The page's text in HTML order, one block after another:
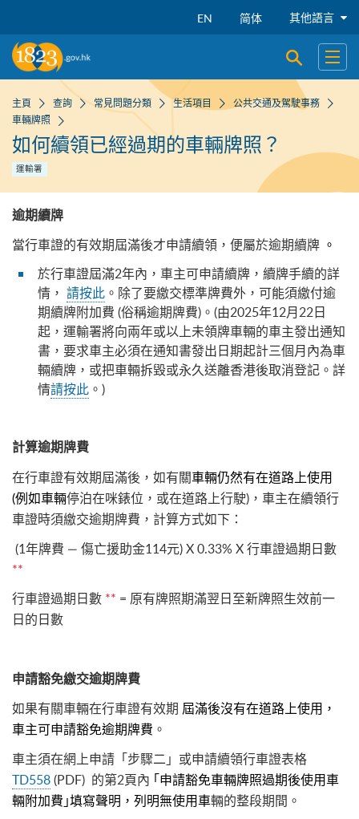
EN 简体 其他語言
開啟搜尋
開啟
主頁 查詢 常見問題分類 生活項目
公共交通及駕駛事務
車輛牌照
如何續領已經過期的車輛牌照？
運輸署
逾期續牌
當行車證的有效期屆滿後才申請續領，便屬於逾期續牌 。
於行車證屆滿2年內，車主可申請續牌，續牌手續的詳
情， 請按此 。除了要繳交標準牌費外，可能須繳付逾
期續牌附加費 (俗稱逾期牌費)。(由2025年12月22日
起，運輸署將向兩年或以上未領牌車輛的車主發出通知
書，要求車主必須在通知書發出日期起計三個月內為車
輛續牌，或把車輛拆毀或永久送離香港後取消登記。詳
情請按此 。)
計算逾期牌費
在行車證有效期屆滿後，如有關車輛仍然有在道路上使用
(例如車輛停泊在咪錶位，或在道路上行駛)，車主在續領行
車證時須繳交逾期牌費，計算方式如下：
(1年牌費 — 傷亡援助金114元) X 0.33% X 行車證過期日數
**
行車證過期日數 ** = 原有牌照期滿翌日至新牌照生效前一
日的日數
申請豁免繳交逾期牌費
如果有關車輛在行車證有效期 屆滿後沒有在道路上使用，
車主可申請豁免逾期牌費 。
車主須在網上申請「步驟二」或申請續領行車證表格
TD558(PDF) 的第2頁內 ｢申請豁免車輛牌照過期後使用車
輛附加費｣填寫聲明，列明無使用車輛的整段期間。